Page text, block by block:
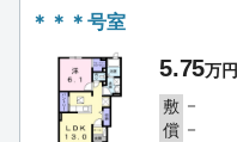
＊＊＊号室
5.75万円
敷 －
償 －